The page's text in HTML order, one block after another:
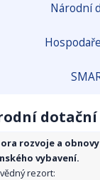
Národní
rozvoje a
vybavení.
rezort: